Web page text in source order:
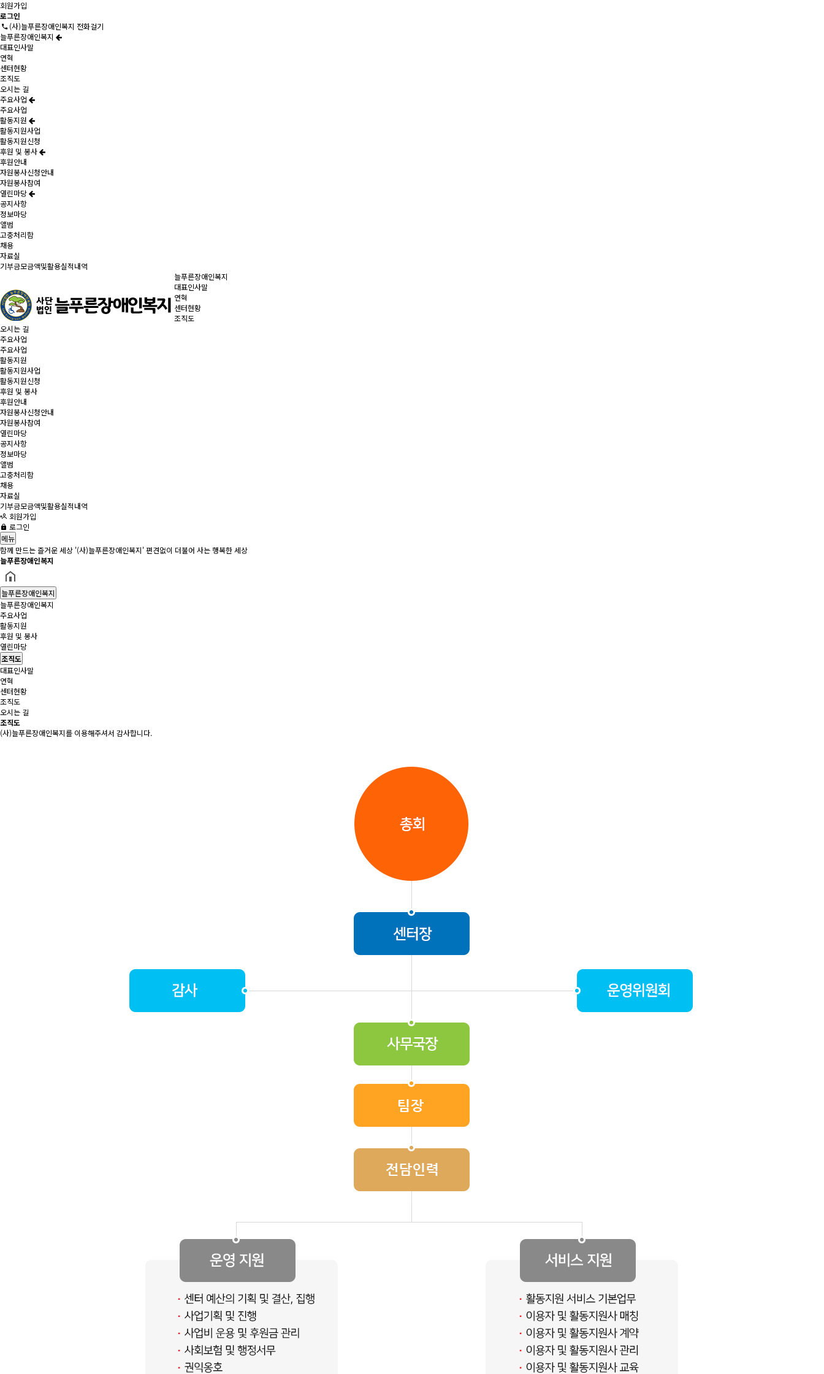
회원가입
로그인
(사)늘푸른장애인복지 전화걸기
늘푸른장애인복지
대표인사말
연혁
센터현황
조직도
오시는 길
주요사업
주요사업
활동지원
활동지원사업
활동지원신청
후원 및 봉사
후원안내
자원봉사신청안내
자원봉사참여
열린마당
공지사항
정보마당
앨범
고충처리함
채용
자료실
기부금모금액및활용실적내역
늘푸른장애인복지
대표인사말
연혁
센터현황
조직도
오시는 길
주요사업
주요사업
활동지원
활동지원사업
활동지원신청
후원 및 봉사
후원안내
자원봉사신청안내
자원봉사참여
열린마당
공지사항
정보마당
앨범
고충처리함
채용
자료실
기부금모금액및활용실적내역
회원가입
로그인
메뉴
함께 만드는 즐거운 세상 '(사)늘푸른장애인복지' 편견없이 더불어 사는 행복한 세상
늘푸른장애인복지
늘푸른장애인복지
늘푸른장애인복지
주요사업
활동지원
후원 및 봉사
열린마당
조직도
대표인사말
연혁
센터현황
조직도
오시는 길
조직도
(사)늘푸른장애인복지를 이용해주셔서 감사합니다.